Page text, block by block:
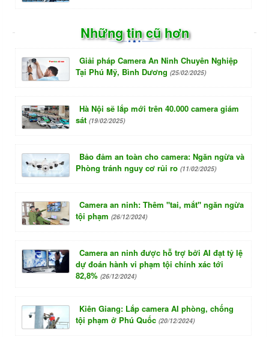
Những tin cũ hơn
Giải pháp Camera An Ninh Chuyên Nghiệp
Tại Phú Mỹ, Bình Dương (25/02/2025)
Hà Nội sẽ lắp mới trên 40.000 camera giám
sát (19/02/2025)
Bảo đảm an toàn cho camera: Ngăn ngừa và
Phòng tránh nguy cơ rủi ro (11/02/2025)
Camera an ninh: Thêm "tai, mắt" ngăn ngừa
tội phạm (26/12/2024)
Camera an ninh được hỗ trợ bởi AI đạt tỷ lệ
dự đoán hành vi phạm tội chính xác tới
82,8% (26/12/2024)
Kiên Giang: Lắp camera AI phòng, chống
tội phạm ở Phú Quốc (20/12/2024)